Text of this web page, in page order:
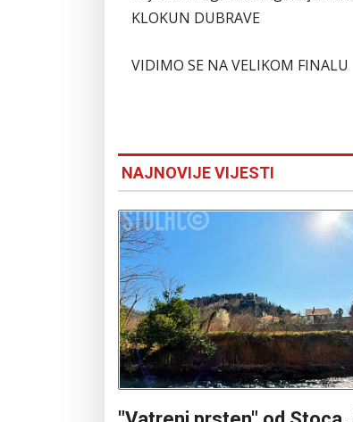
KLOKUN DUBRAVE
VIDIMO SE NA VELIKOM FINALU
NAJNOVIJE VIJESTI